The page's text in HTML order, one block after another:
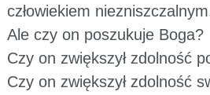
człowiekiem
Ale czy on poszukuje Boga?
Czy on zwiększył zdolność
Czy on zwiększył zdolność